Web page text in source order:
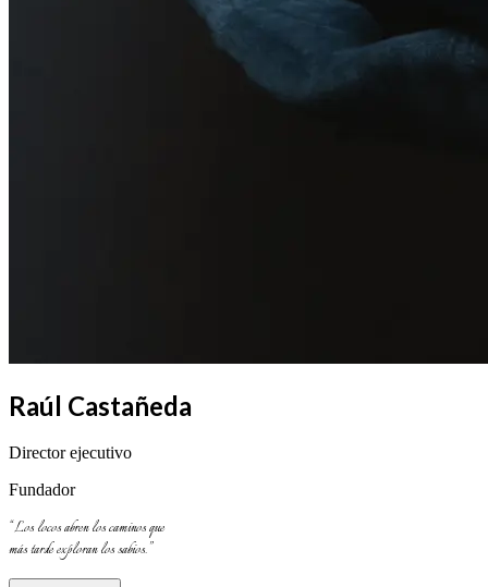
Raúl Castañeda
Director ejecutivo
Fundador
“Los locos abren los caminos que
más tarde exploran los sabios.